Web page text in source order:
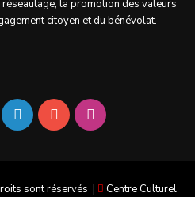
la promotion des valeurs
citoyen et du bénévolat.
LinkedinYouTubeInstagram
sont réservés | Centre Culturel